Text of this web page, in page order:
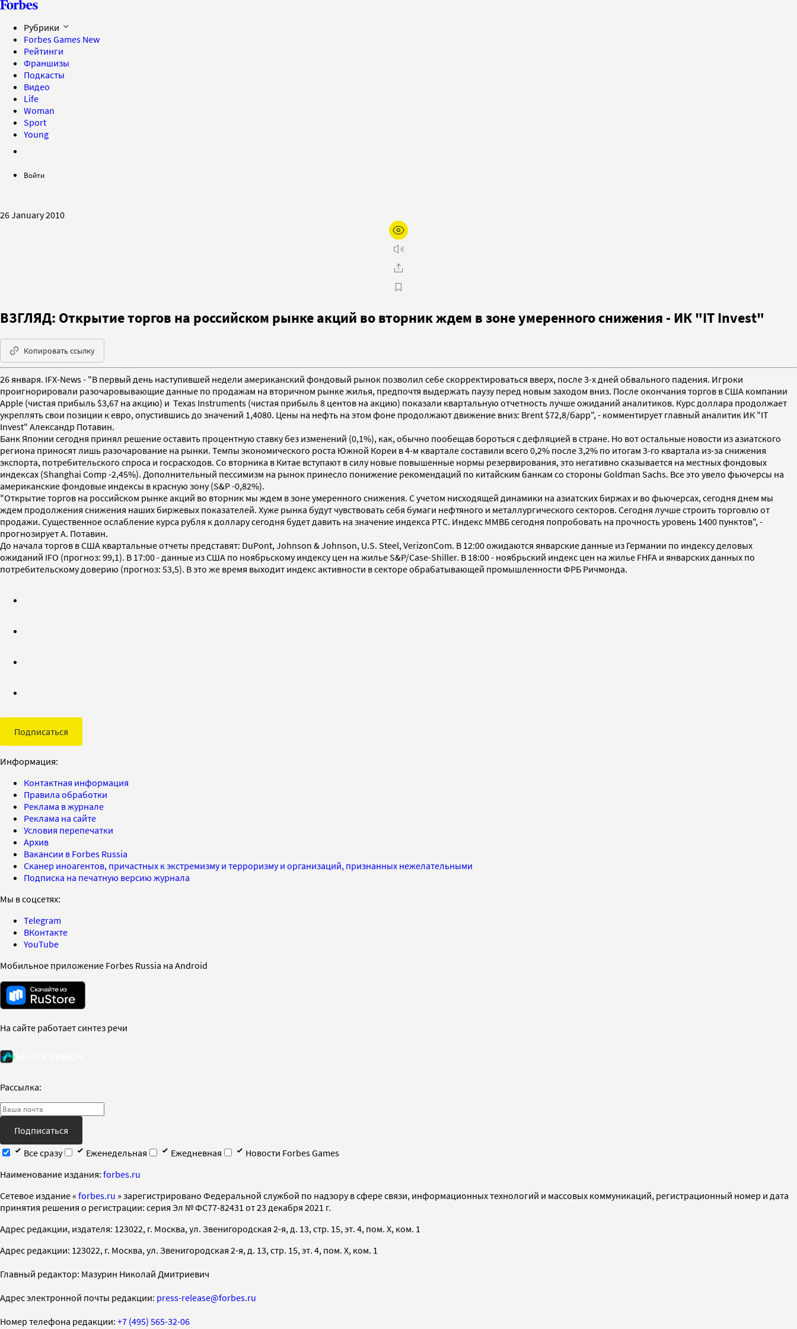
Рубрики
Forbes Games New
Рейтинги
Франшизы
Подкасты
Видео
Life
Woman
Sport
Young
Войти
26 January 2010
ВЗГЛЯД: Открытие торгов на российском рынке акций во вторник ждем в зоне умеренного снижения - ИК "IT Invest"
Копировать ссылку
26 января. IFX-News - "В первый день наступившей недели американский фондовый рынок позволил себе скорректироваться вверх, после 3-х дней обвального падения. Игроки
проигнорировали разочаровывающие данные по продажам на вторичном рынке жилья, предпочтя выдержать паузу перед новым заходом вниз. После окончания торгов в США компании
Apple (чистая прибыль $3,67 на акцию) и Texas Instruments (чистая прибыль 8 центов на акцию) показали квартальную отчетность лучше ожиданий аналитиков. Курс доллара продолжает
укреплять свои позиции к евро, опустившись до значений 1,4080. Цены на нефть на этом фоне продолжают движение вниз: Brent $72,8/барр", - комментирует главный аналитик ИК "IT
Invest" Александр Потавин.
Банк Японии сегодня принял решение оставить процентную ставку без изменений (0,1%), как, обычно пообещав бороться с дефляцией в стране. Но вот остальные новости из азиатского
региона приносят лишь разочарование на рынки. Темпы экономического роста Южной Кореи в 4-м квартале составили всего 0,2% после 3,2% по итогам 3-го квартала из-за снижения
экспорта, потребительского спроса и госрасходов. Со вторника в Китае вступают в силу новые повышенные нормы резервирования, это негативно сказывается на местных фондовых
индексах (Shanghai Comp -2,45%). Дополнительный пессимизм на рынок принесло понижение рекомендаций по китайским банкам со стороны Goldman Sachs. Все это увело фьючерсы на
американские фондовые индексы в красную зону (S&P -0,82%).
"Открытие торгов на российском рынке акций во вторник мы ждем в зоне умеренного снижения. С учетом нисходящей динамики на азиатских биржах и во фьючерсах, сегодня днем мы
ждем продолжения снижения наших биржевых показателей. Хуже рынка будут чувствовать себя бумаги нефтяного и металлургического секторов. Сегодня лучше строить торговлю от
продажи. Существенное ослабление курса рубля к доллару сегодня будет давить на значение индекса РТС. Индекс ММВБ сегодня попробовать на прочность уровень 1400 пунктов", -
прогнозирует А. Потавин.
До начала торгов в США квартальные отчеты представят: DuPont, Johnson & Johnson, U.S. Steel, VerizonCom. В 12:00 ожидаются январские данные из Германии по индексу деловых
ожиданий IFO (прогноз: 99,1). В 17:00 - данные из США по ноябрьскому индексу цен на жилье S&P/Case-Shiller. В 18:00 - ноябрьский индекс цен на жилье FHFA и январских данных по
потребительскому доверию (прогноз: 53,5). В это же время выходит индекс активности в секторе обрабатывающей промышленности ФРБ Ричмонда.
Подписаться
Информация:
Контактная информация
Правила обработки
Реклама в журнале
Реклама на сайте
Условия перепечатки
Архив
Вакансии в Forbes Russia
Сканер иноагентов, причастных к экстремизму и терроризму и организаций, признанных нежелательными
Подписка на печатную версию журнала
Мы в соцсетях:
Telegram
ВКонтакте
YouTube
Мобильное приложение Forbes Russia на Android
На сайте работает синтез речи
Рассылка:
Подписаться
Все сразу
Еженедельная Ежедневная
Новости Forbes Games
Наименование издания: forbes.ru
Cетевое издание « forbes.ru » зарегистрировано Федеральной службой по надзору в сфере связи, информационных технологий и массовых коммуникаций, регистрационный номер и дата
принятия решения о регистрации: серия Эл № ФС77-82431 от 23 декабря 2021 г.
Адрес редакции, издателя: 123022, г. Москва, ул. Звенигородская 2-я, д. 13, стр. 15, эт. 4, пом. X, ком. 1
Адрес редакции: 123022, г. Москва, ул. Звенигородская 2-я, д. 13, стр. 15, эт. 4, пом. X, ком. 1
Главный редактор: Мазурин Николай Дмитриевич
Адрес электронной почты редакции: press-release@forbes.ru
Номер телефона редакции: +7 (495) 565-32-06